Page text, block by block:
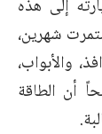
إلى هذه
شهرين،
‏والأبواب،
أن الطاقة